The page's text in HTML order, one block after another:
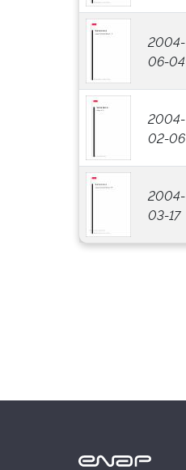
2004-
06-04
2004-
02-06
2004-
03-17